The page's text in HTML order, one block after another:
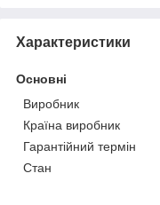
Характеристики
Основні
Виробник
Країна виробник
Гарантійний термін
Стан